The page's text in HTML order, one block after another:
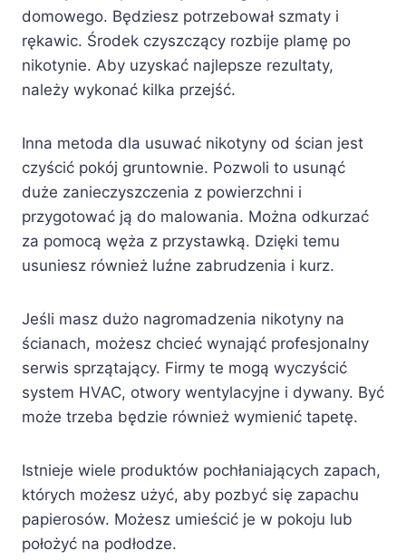
domowego. Będziesz potrzebował szmaty i
rękawic. Środek czyszczący rozbije plamę po
nikotynie. Aby uzyskać najlepsze rezultaty,
należy wykonać kilka przejść.
Inna metoda dla usuwać nikotyny od ścian jest
czyścić pokój gruntownie. Pozwoli to usunąć
duże zanieczyszczenia z powierzchni i
przygotować ją do malowania. Można odkurzać
za pomocą węża z przystawką. Dzięki temu
usuniesz również luźne zabrudzenia i kurz.
Jeśli masz dużo nagromadzenia nikotyny na
ścianach, możesz chcieć wynająć profesjonalny
serwis sprzątający. Firmy te mogą wyczyścić
system HVAC, otwory wentylacyjne i dywany. Być
może trzeba będzie również wymienić tapetę.
Istnieje wiele produktów pochłaniających zapach,
których możesz użyć, aby pozbyć się zapachu
papierosów. Możesz umieścić je w pokoju lub
położyć na podłodze.